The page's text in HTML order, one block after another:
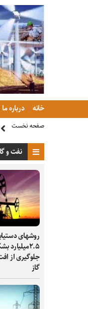
خانه درباره ما
صفحه نخست
نفت و
روشهای
۲.۵میلیارد
جلوگیری از
گاز